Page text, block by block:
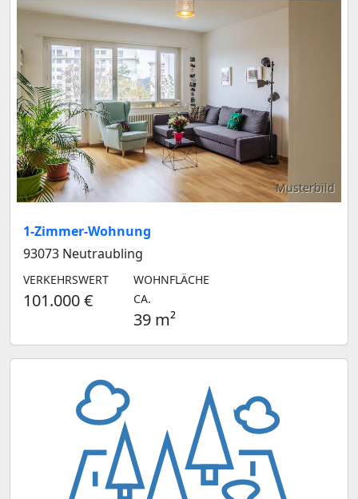
Musterbild
1-Zimmer-Wohnung
93073 Neutraubling
VERKEHRSWERT
101.000 €
WOHNFLÄCHE
CA.
39 m²